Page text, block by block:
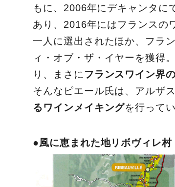
もに、2006年にデキャンタに
あり、2016年にはフランスの
一人に選出されたほか、フラ
ィ・オブ・ザ・イヤーを獲得
り、まさに フランスワイン界
そんなピエール氏は、アルザ
るワインメイキングを行ってい
●風に恵まれた地リボヴィレ村